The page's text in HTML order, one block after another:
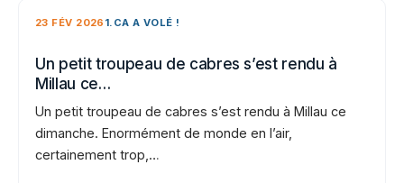
23 FÉV 2026 1.CA A VOLÉ !
Un petit troupeau de cabres s’est rendu à
Millau ce…
Un petit troupeau de cabres s’est rendu à Millau ce
dimanche. Enormément de monde en l’air,
certainement trop,…